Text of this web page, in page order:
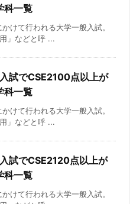
科一覧
けて行われる大学一般入試。
」などと呼 ...
試でCSE2100点以上が
科一覧
けて行われる大学一般入試。
」などと呼 ...
試でCSE2120点以上が
科一覧
けて行われる大学一般入試。